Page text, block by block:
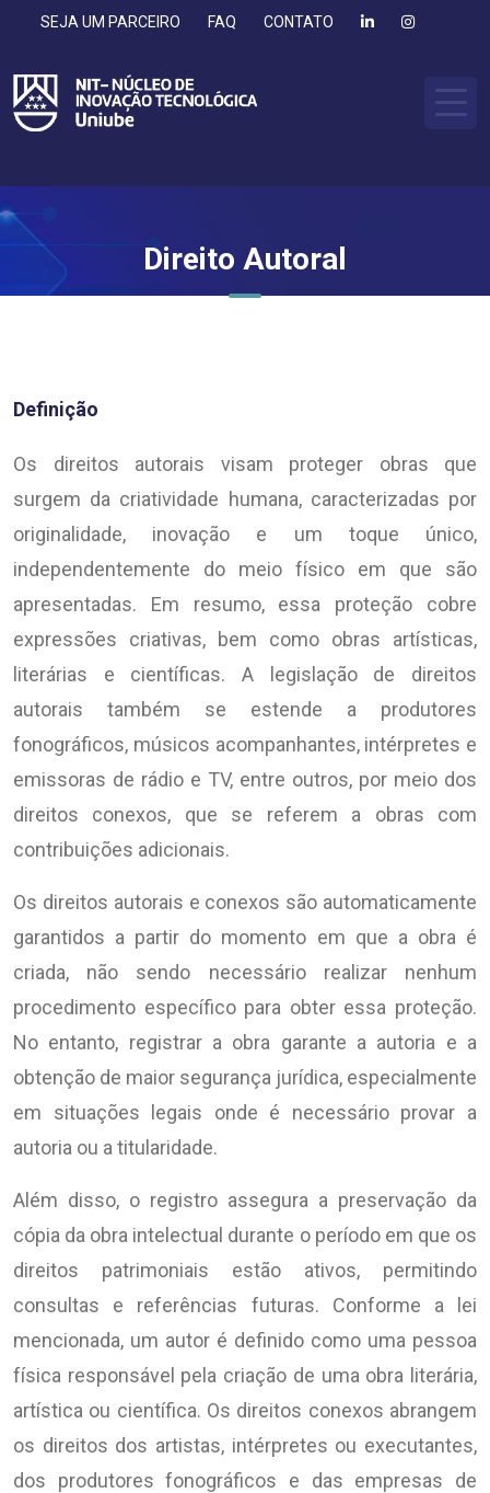
SEJA UM PARCEIRO FAQ CONTATO
Direito Autoral
Definição
Os direitos autorais visam proteger obras que
surgem da criatividade humana, caracterizadas por
originalidade, inovação e um toque único,
independentemente do meio físico em que são
apresentadas. Em resumo, essa proteção cobre
expressões criativas, bem como obras artísticas,
literárias e científicas. A legislação de direitos
autorais também se estende a produtores
fonográficos, músicos acompanhantes, intérpretes e
emissoras de rádio e TV, entre outros, por meio dos
direitos conexos, que se referem a obras com
contribuições adicionais.
Os direitos autorais e conexos são automaticamente
garantidos a partir do momento em que a obra é
criada, não sendo necessário realizar nenhum
procedimento específico para obter essa proteção.
No entanto, registrar a obra garante a autoria e a
obtenção de maior segurança jurídica, especialmente
em situações legais onde é necessário provar a
autoria ou a titularidade.
Além disso, o registro assegura a preservação da
cópia da obra intelectual durante o período em que os
direitos patrimoniais estão ativos, permitindo
consultas e referências futuras. Conforme a lei
mencionada, um autor é definido como uma pessoa
física responsável pela criação de uma obra literária,
artística ou científica. Os direitos conexos abrangem
os direitos dos artistas, intérpretes ou executantes,
dos produtores fonográficos e das empresas de